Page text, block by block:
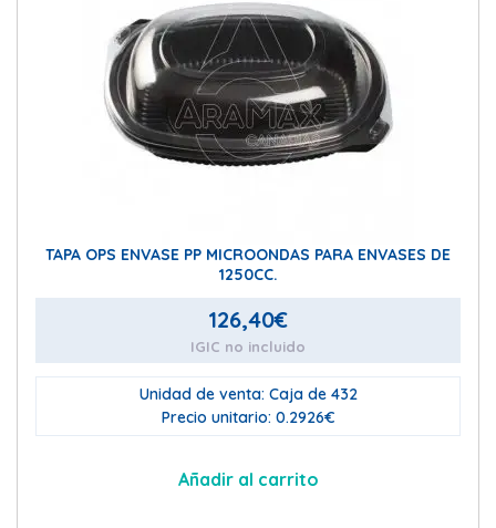
TAPA OPS ENVASE PP MICROONDAS PARA ENVASES DE
1250CC.
126,40€
IGIC no incluido
Unidad de venta: Caja de 432
Precio unitario: 0.2926€
Añadir al carrito